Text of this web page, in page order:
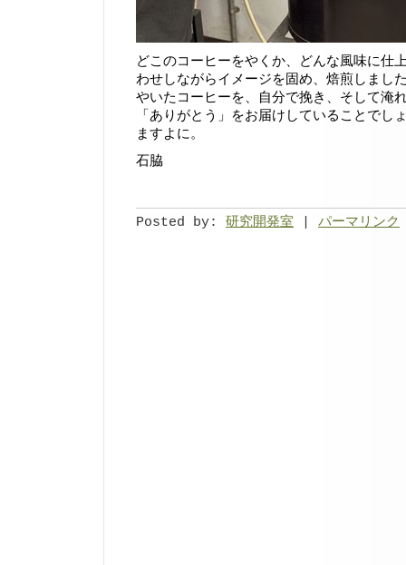
どこのコーヒーをやくか、どんな風味に仕
わせしながらイメージを固め、焙煎しまし
やいたコーヒーを、自分で挽き、そして淹
「ありがとう」をお届けしていることでし
ますよに。
石脇
Posted by: 研究開発室 パーマリンク